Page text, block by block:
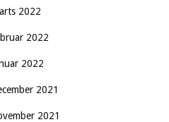
2022
2022
2022
2021
2021